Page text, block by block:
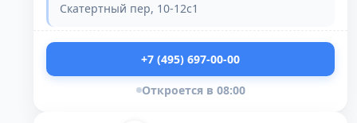
Скатертный пер, 10-12с1
+7 (495) 697-00-00
Откроется в 08:00